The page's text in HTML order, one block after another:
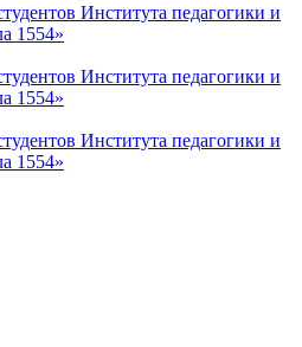
Института педагогики и
1554»
Института педагогики и
1554»
Института педагогики и
1554»